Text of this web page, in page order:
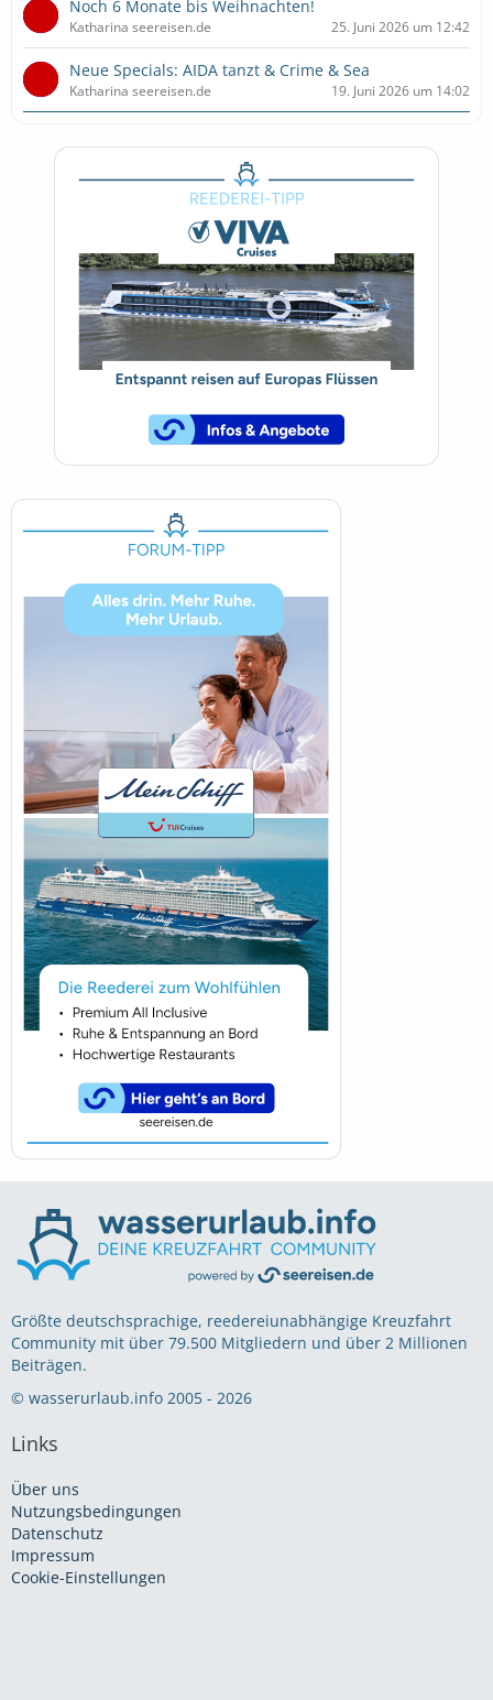
Noch 6 Monate bis Weihnachten!
Katharina seereisen.de 25. Juni 2026 um 12:42
Neue Specials: AIDA tanzt & Crime & Sea
Katharina seereisen.de 19. Juni 2026 um 14:02
Größte deutschsprachige, reedereiunabhängige Kreuzfahrt
Community mit über 79.500 Mitgliedern und über 2 Millionen
Beiträgen.
© wasserurlaub.info 2005 - 2026
Links
Über uns
Nutzungsbedingungen
Datenschutz
Impressum
Cookie-Einstellungen